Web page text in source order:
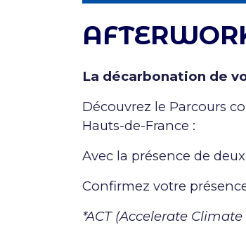
La décarbonation de
Découvrez le Parcours
Hauts-de-France :
Avec la présence de
Confirmez votre
*ACT (Accelerate